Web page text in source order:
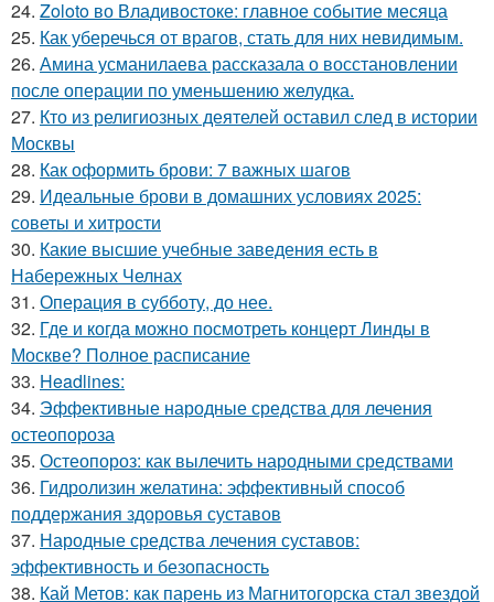
24. Zoloto во Владивостоке: главное событие месяца
25. Как уберечься от врагов, стать для них невидимым.
26. Амина усманилаева рассказала о восстановлении
после операции по уменьшению желудка.
27. Кто из религиозных деятелей оставил след в истории
Москвы
28. Как оформить брови: 7 важных шагов
29. Идеальные брови в домашних условиях 2025:
советы и хитрости
30. Какие высшие учебные заведения есть в
Набережных Челнах
31. Операция в субботу, до нее.
32. Где и когда можно посмотреть концерт Линды в
Москве? Полное расписание
33. Headlines:
34. Эффективные народные средства для лечения
остеопороза
35. Остеопороз: как вылечить народными средствами
36. Гидролизин желатина: эффективный способ
поддержания здоровья суставов
37. Народные средства лечения суставов:
эффективность и безопасность
38. Кай Метов: как парень из Магнитогорска стал звездой